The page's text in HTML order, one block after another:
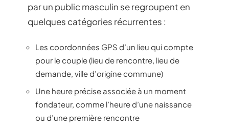
par un public masculin se regroupent en
quelques catégories récurrentes :
Les coordonnées GPS d’un lieu qui compte
pour le couple (lieu de rencontre, lieu de
demande, ville d’origine commune)
Une heure précise associée à un moment
fondateur, comme l’heure d’une naissance
ou d’une première rencontre